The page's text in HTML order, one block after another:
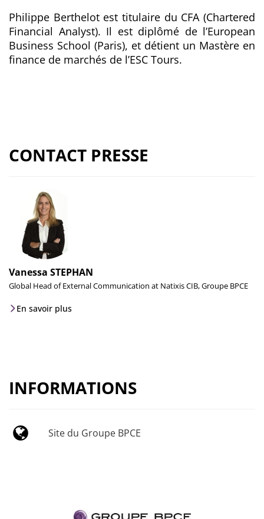
Philippe Berthelot est titulaire du CFA (Chartered
Financial Analyst). Il est diplômé de l’European
Business School (Paris), et détient un Mastère en
finance de marchés de l’ESC Tours.
CONTACT PRESSE
Vanessa STEPHAN
Global Head of External Communication at Natixis CIB, Groupe BPCE
En savoir plus
INFORMATIONS
Site du Groupe BPCE